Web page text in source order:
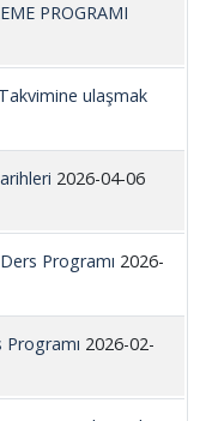
PROGRAMI
ulaşmak
2026-04-06
Programı 2026-
2026-02-